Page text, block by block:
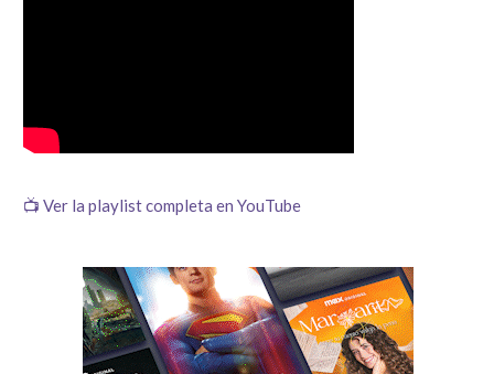
📺 Ver la playlist completa en YouTube